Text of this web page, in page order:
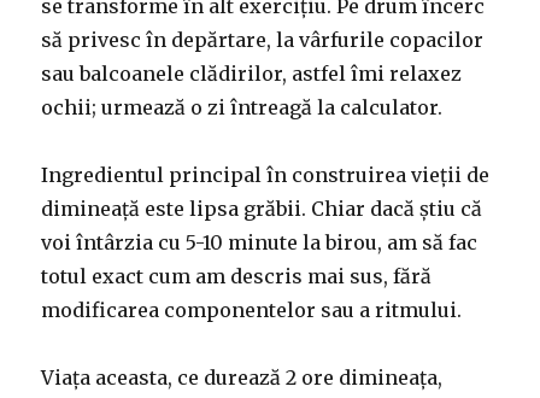
se transforme în alt exercițiu. Pe drum încerc
să privesc în depărtare, la vârfurile copacilor
sau balcoanele clădirilor, astfel îmi relaxez
ochii; urmează o zi întreagă la calculator.
Ingredientul principal în construirea vieții de
dimineață este lipsa grăbii. Chiar dacă știu că
voi întârzia cu 5-10 minute la birou, am să fac
totul exact cum am descris mai sus, fără
modificarea componentelor sau a ritmului.
Viața aceasta, ce durează 2 ore dimineața,